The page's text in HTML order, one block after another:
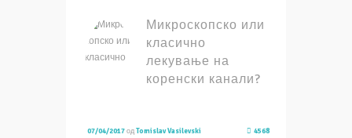
Микроскопско или
класично
лекување на
коренски канали?
07/04/2017одTomislav Vasilevski 4568